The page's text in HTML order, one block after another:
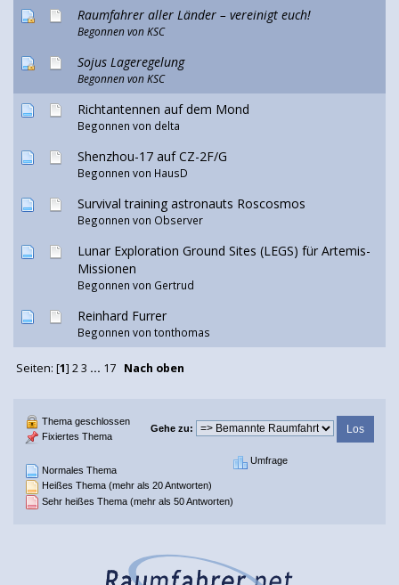
Raumfahrer aller Länder – vereinigt euch!
Begonnen vonKSC
Sojus Lageregelung
Begonnen vonKSC
Richtantennen auf dem Mond
Begonnen von delta
Shenzhou-17 auf CZ-2F/G
Begonnen von HausD
Survival training astronauts Roscosmos
Begonnen von Observer
Lunar Exploration Ground Sites (LEGS) für Artemis-
Missionen
Begonnen von Gertrud
Reinhard Furrer
Begonnen von tonthomas
Seiten: [1] 2 3 ... 17 Nach oben
Gehe zu:
Normales Thema
Heißes Thema (mehr als 20 Antworten)
Sehr heißes Thema (mehr als 50 Antworten)
Thema geschlossen
Fixiertes Thema
Umfrage